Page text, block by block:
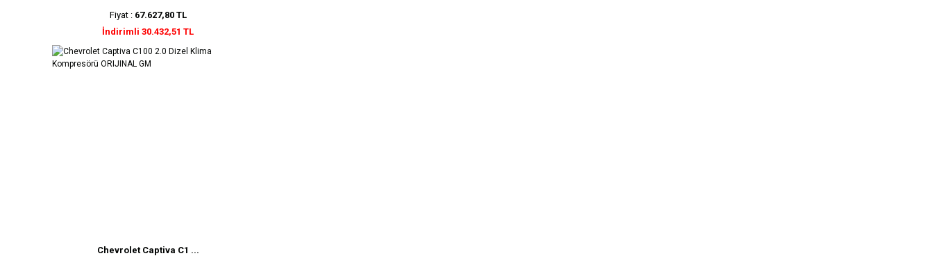
Fiyat : 67.627,80 TL
İndirimli 30.432,51 TL
Chevrolet Captiva C1 ...